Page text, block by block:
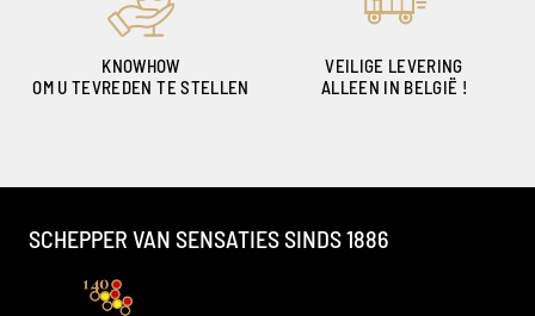
KNOWHOW
OM U TEVREDEN TE STELLEN
VEILIGE LEVERING
ALLEEN IN BELGIË !
SCHEPPER VAN SENSATIES SINDS 1886